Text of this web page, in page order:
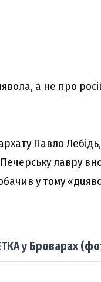
а не про
Павло
лавру
у тому
у Броварах